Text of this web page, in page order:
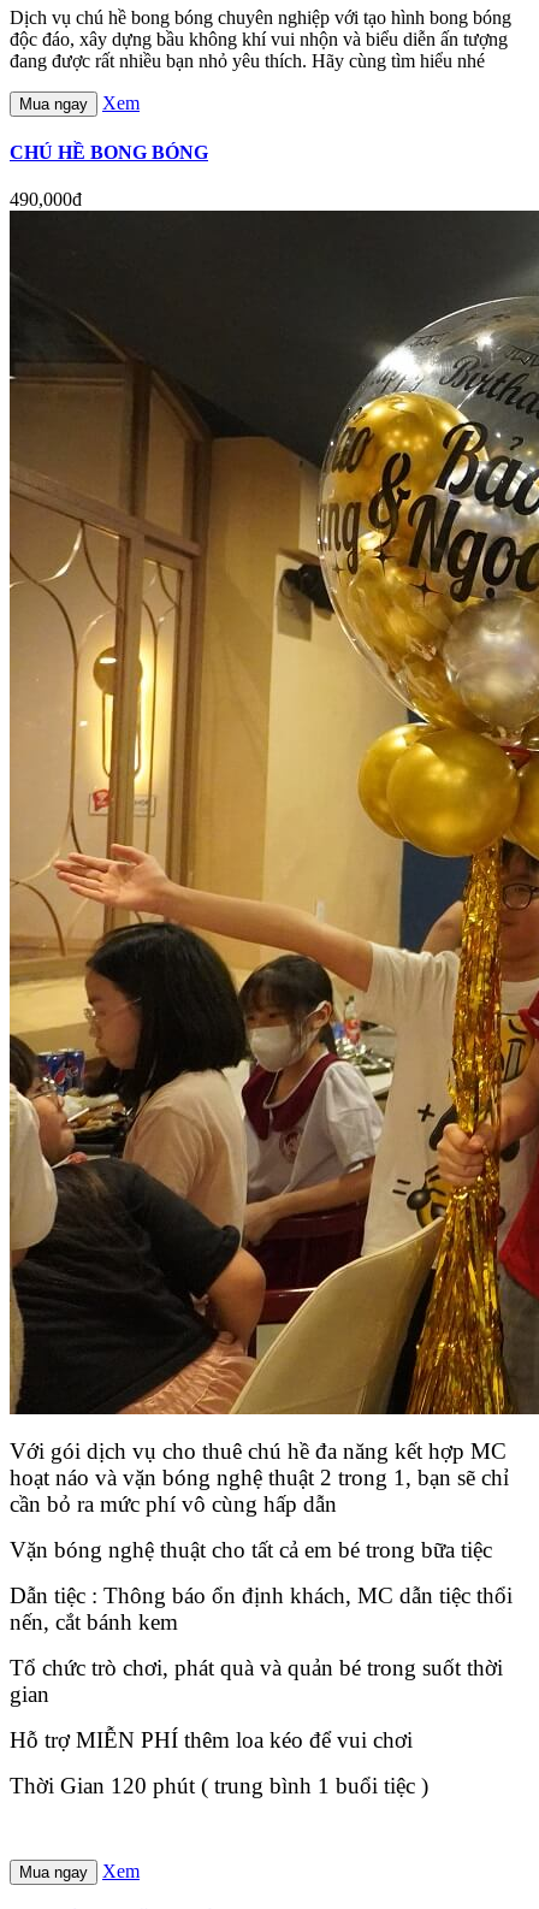
Dịch vụ chú hề bong bóng chuyên nghiệp với tạo hình bong bóng
độc đáo, xây dựng bầu không khí vui nhộn và biểu diễn ấn tượng
đang được rất nhiều bạn nhỏ yêu thích. Hãy cùng tìm hiểu nhé
Mua ngay Xem
CHÚ HỀ BONG BÓNG
490,000đ
Với gói dịch vụ cho thuê chú hề đa năng kết hợp MC
hoạt náo và vặn bóng nghệ thuật 2 trong 1, bạn sẽ chỉ
cần bỏ ra mức phí vô cùng hấp dẫn
Vặn bóng nghệ thuật cho tất cả em bé trong bữa tiệc
Dẫn tiệc : Thông báo ổn định khách, MC dẫn tiệc thổi
nến, cắt bánh kem
Tổ chức trò chơi, phát quà và quản bé trong suốt thời
gian
Hỗ trợ MIỄN PHÍ thêm loa kéo để vui chơi
Thời Gian 120 phút ( trung bình 1 buổi tiệc )
Mua ngay Xem